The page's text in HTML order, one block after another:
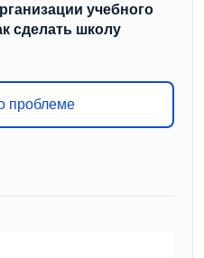
учебного
сделать школу
проблеме